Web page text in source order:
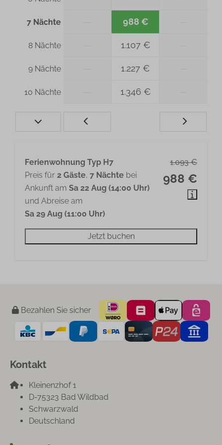
Hochstuhl
Kindersichere Steckdosen
7 Nächte 988 €
8 Nächte 1.107 €
9 Nächte 1.227 €
10 Nächte 1.346 €
1.093 €
988 €
Ferienwohnung Typ H7
Preis für 2 Gäste, 7 Nächte bei
Ankunft am Sa 22 Aug (14:00 Uhr)
und Abreise am
Sa 29 Aug (11:00 Uhr)
Jetzt buchen
Bezahlen Sie sicher
Kontakt
Kleinenzhof 1
D-75323 Bad Wildbad
Schwarzwald
Deutschland